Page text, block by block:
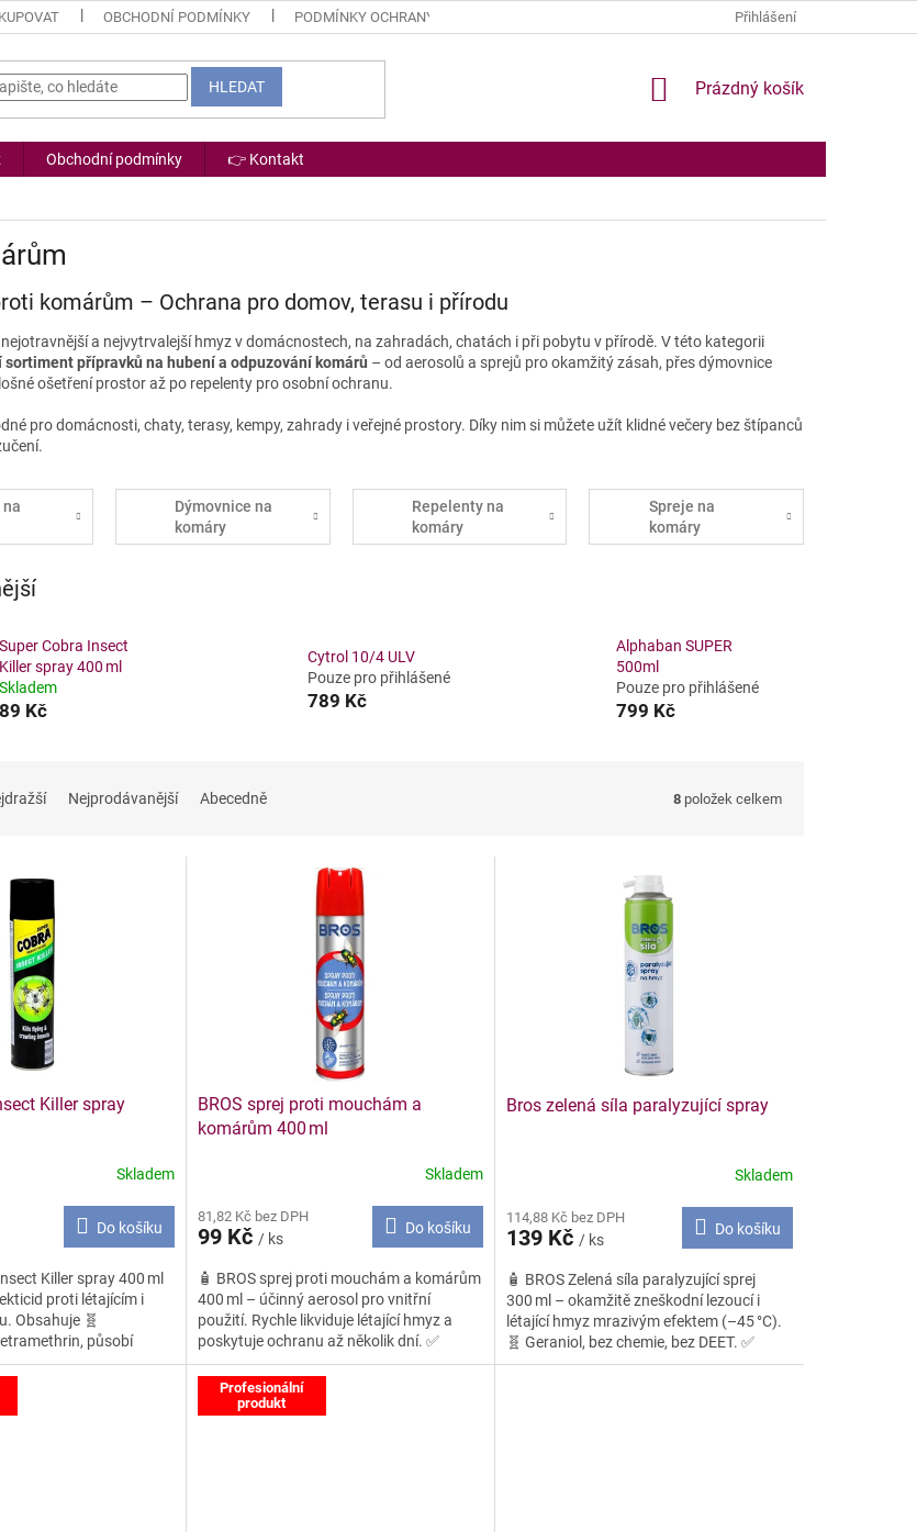
OBCHODNÍ PODMÍNKY PODMÍNKY OCHRANY OSOBNÍCH ÚDAJŮ Přihlášení
HLEDAT
NÁKUPNÍ
Prázdný košík
Obchodní podmínky 👉 Kontakt
komárům – Ochrana pro domov, terasu i přírodu
a nejvytrvalejší hmyz v domácnostech, na zahradách, chatách i při pobytu v přírodě. V této kategorii
sortiment přípravků na hubení a odpuzování komárů – od aerosolů a sprejů pro okamžitý zásah, přes dýmovnice
ošetření prostor až po repelenty pro osobní ochranu.
pro domácnosti, chaty, terasy, kempy, zahrady i veřejné prostory. Díky nim si můžete užít klidné večery bez štípanců
Dýmovnice na
komáry
Repelenty na
komáry
Spreje na
komáry
Super Cobra Insect
Killer spray 400 ml
Skladem
89 Kč
Cytrol 10/4 ULV
Pouze pro přihlášené
789 Kč
Alphaban SUPER
500ml
Pouze pro přihlášené
799 Kč
Nejprodávanější Abecedně 8 položek celkem
Killer spray
Skladem
Do košíku
Killer spray 400 ml
proti létajícím i
Obsahuje 🧬
působí
✅
BROS sprej proti mouchám a
komárům 400 ml
Skladem
81,82 Kč bez DPH
99 Kč / ks
Do košíku
🧴 BROS sprej proti mouchám a komárům
400 ml – účinný aerosol pro vnitřní
použití. Rychle likviduje létající hmyz a
poskytuje ochranu až několik dní. ✅
Bros zelená síla paralyzující spray
Skladem
114,88 Kč bez DPH
139 Kč / ks
Do košíku
🧴 BROS Zelená síla paralyzující sprej
300 ml – okamžitě zneškodní lezoucí i
létající hmyz mrazivým efektem (–45 °C).
🧬 Geraniol, bez chemie, bez DEET. ✅
Profesionální
produkt